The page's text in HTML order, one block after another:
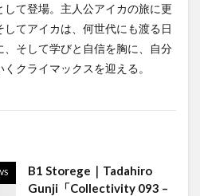
て登場。主人公アイカの旅に更
てアイカは、何世代にも渡る日
そして学びと自信を胸に、自分
クライマックスを迎える。
B1 Storege｜Tadahiro
Gunji「Collectivity 093 –